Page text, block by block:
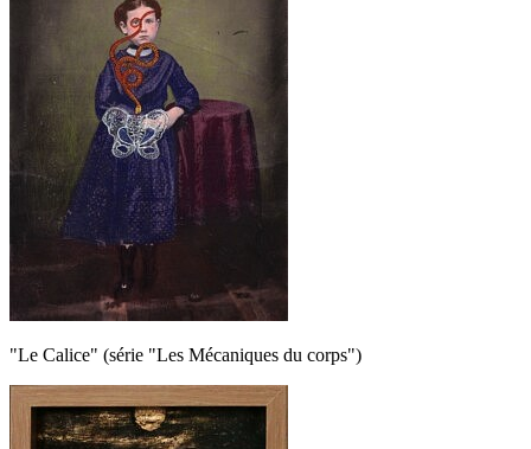
"Le Calice" (série "Les Mécaniques du corps")